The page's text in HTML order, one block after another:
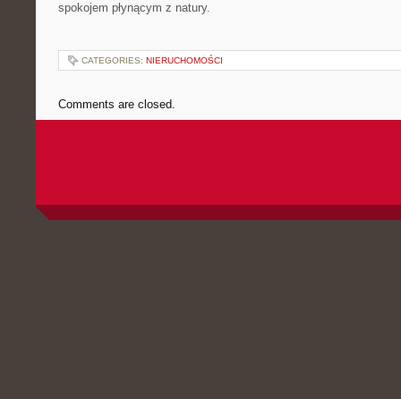
spokojem płynącym z natury.
CATEGORIES: NIERUCHOMOŚCI
Comments are closed.